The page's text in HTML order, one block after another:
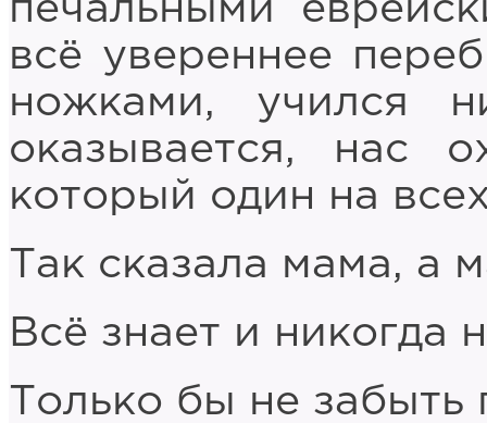
печальными
всё увереннее
ножками, учился
оказывается, нас
который один на
Так сказала мама, а
Всё знает и никогда
Только бы не забыть